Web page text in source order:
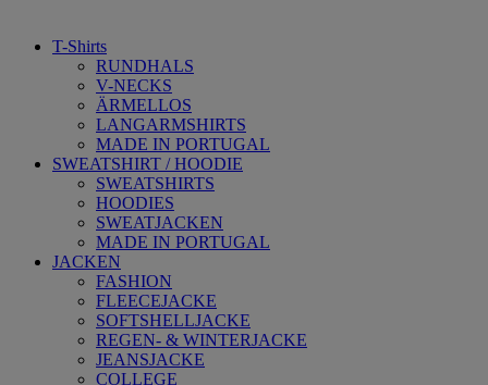
T-Shirts
RUNDHALS
V-NECKS
ÄRMELLOS
LANGARMSHIRTS
MADE IN PORTUGAL
SWEATSHIRT / HOODIE
SWEATSHIRTS
HOODIES
SWEATJACKEN
MADE IN PORTUGAL
JACKEN
FASHION
FLEECEJACKE
SOFTSHELLJACKE
REGEN- & WINTERJACKE
JEANSJACKE
COLLEGE